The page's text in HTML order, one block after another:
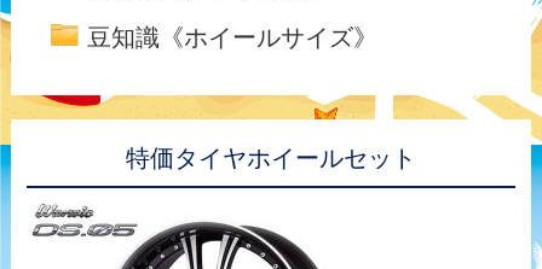
豆知識《ホイールサイズ》
特価タイヤホイールセット